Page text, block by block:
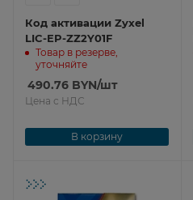
Код активации Zyxel
LIC-EP-ZZ2Y01F
Товар в резерве,
уточняйте
490.76 BYN/шт
Цена с НДС
В корзину